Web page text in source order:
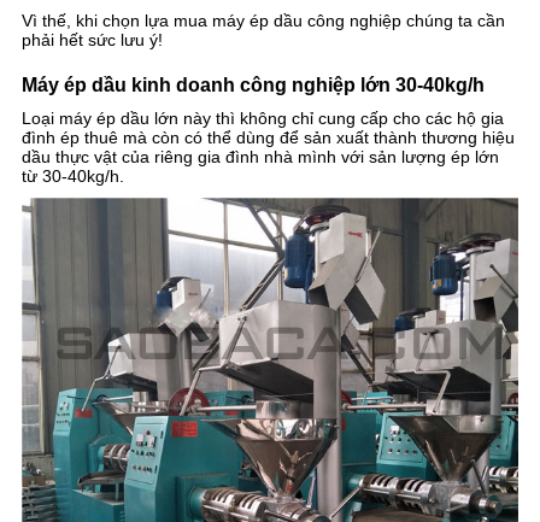
Vì thế, khi chọn lựa mua máy ép dầu công nghiệp chúng ta cần
phải hết sức lưu ý!
Máy ép dầu kinh doanh công nghiệp lớn 30-40kg/h
Loại máy ép dầu lớn này thì không chỉ cung cấp cho các hộ gia
đình ép thuê mà còn có thể dùng để sản xuất thành thương hiệu
dầu thực vật của riêng gia đình nhà mình với sản lượng ép lớn
từ 30-40kg/h.